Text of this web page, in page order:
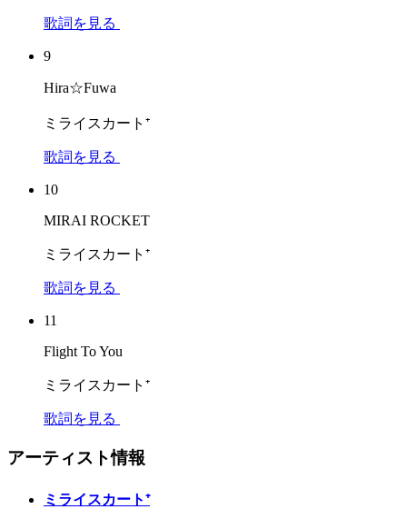
歌詞を見る
9
Hira☆Fuwa
ミライスカート⁺
歌詞を見る
10
MIRAI ROCKET
ミライスカート⁺
歌詞を見る
11
Flight To You
ミライスカート⁺
歌詞を見る
アーティスト情報
ミライスカート⁺